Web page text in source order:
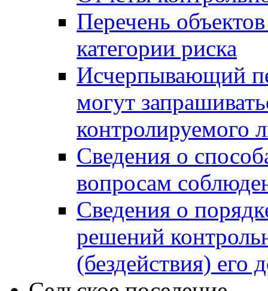
Перечень
категории риска
Исчерпывающий
могут
контролируемого
Сведения о
вопросам
Сведения о
решений
(бездействия) его